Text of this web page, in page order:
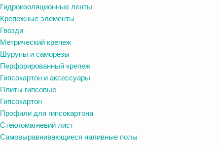
Гидроизоляционные ленты
Крепежные элементы
Гвозди
Метрический крепеж
Шурупы и саморезы
Перфорированный крепеж
Гипсокартон и аксессуары
Плиты гипсовые
Гипсокартон
Профили для гипсокартона
Стекломагневий лист
Самовыравнивающиеся наливные полы